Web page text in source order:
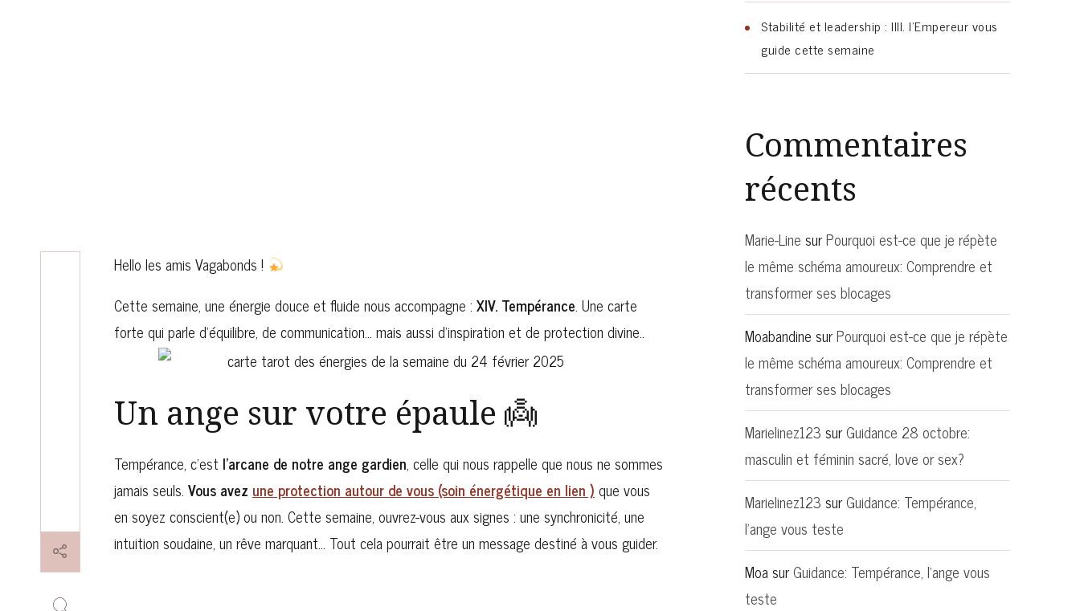
Hello les amis Vagabonds !
Cette semaine, une énergie douce et fluide nous accompagne : XIV. Tempérance. Une carte
forte qui parle d’équilibre, de communication… mais aussi d’inspiration et de protection divine..
Un ange sur votre épaule 👼
Tempérance, c’est l’arcane de notre ange gardien, celle qui nous rappelle que nous ne sommes
jamais seuls. Vous avez une protection autour de vous (soin énergétique en lien ) que vous
en soyez conscient(e) ou non. Cette semaine, ouvrez-vous aux signes : une synchronicité, une
intuition soudaine, un rêve marquant… Tout cela pourrait être un message destiné à vous guider.
Stabilité et leadership : IIII. l’Empereur vous
guide cette semaine
Commentaires
récents
Marie-Line surPourquoi est-ce que je répète
le même schéma amoureux: Comprendre et
transformer ses blocages
Moabandine surPourquoi est-ce que je répète
le même schéma amoureux: Comprendre et
transformer ses blocages
Marielinez123 surGuidance 28 octobre:
masculin et féminin sacré, love or sex?
Marielinez123 surGuidance: Tempérance,
l’ange vous teste
MoasurGuidance: Tempérance, l’ange vous
teste